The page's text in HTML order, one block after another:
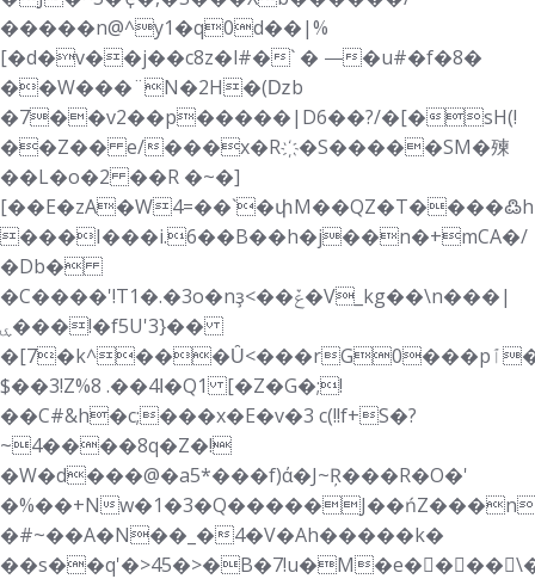
�����n@^y1�q0d��|%
[�d�v��j��c8z�l#�` � ⸻�u#�f�8�
��W���¨N�2H�(ǲb
�7��v2��p�����|D6��?/�[�sH(!
��Z�� e/���x�R҉�S�����SM�㱫
��L�o�2 ��R �~�]
[��E�zA�W4=��`�փM��QZ�T����߷h
���I���i.6��B��h�j��n�+mCA�/
�Db�
�C����'!T1�.�3o�nҙ<��ݞ�V_kg��\n���|
ۑ���!�f5U'3}��
�[7�k^���Ȗ<���rG0���pٱ�ϐ��ӌ$=̛bWJw�X��~��"_
$��3!Z%8 .��4ߊ�Q1 [�Z�G�;!
��C#&h�c;���x�E�v�3 c(!!f+S�?
~4����8q�Z�!
�W�d���@�a5*���f)ά�J~Ŗ���R�O�'
�%��+N
�#~��A�N��_�4�V�Ah�����k�